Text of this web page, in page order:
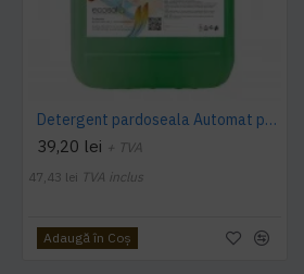
Detergent pardoseala Automat premium AQAS
39,20 lei + TVA
47,43 lei TVA inclus
Adaugă în Coş